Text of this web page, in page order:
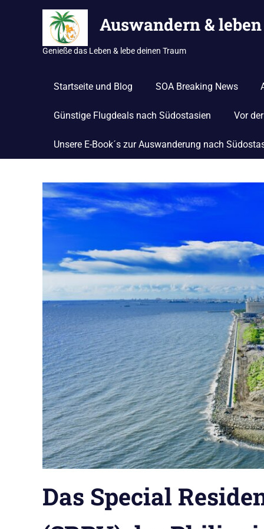
Auswandern &
Genieße das Leben & lebe deinen Traum
Startseite und Blog SOA Breaking News
Günstige Flugdeals nach Südostasien Vor
Unsere E-Book´s zur Auswanderung nach
Das Special